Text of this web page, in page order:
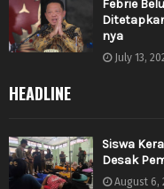
Febrie
nya
July 13,
HEADLINE
Siswa
Desak
August 6,